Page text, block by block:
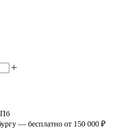
— бесплатно от 150 000 ₽